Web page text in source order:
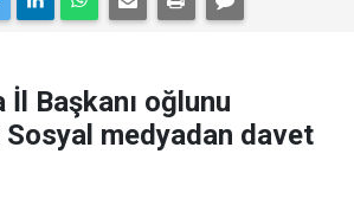
Başkanı oğlunu
medyadan davet